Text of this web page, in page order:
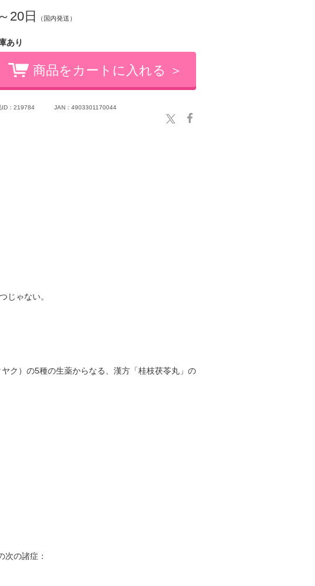
20日
（国内発送）
あり
商品をカートに入れる ＞
ID：219784 JAN：4903301170044
じゃない。
ク）の5種の生薬からなる、漢方「桂枝茯苓丸」の
の諸症：